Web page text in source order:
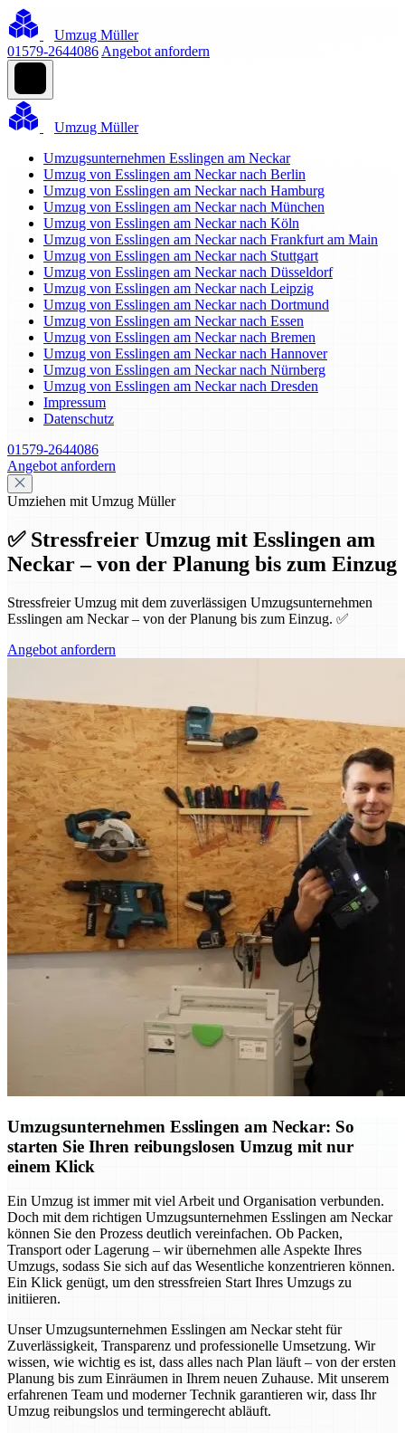
Umzug Müller
01579-2644086 Angebot anfordern
Umzug Müller
Umzugsunternehmen Esslingen am Neckar
Umzug von Esslingen am Neckar nach Berlin
Umzug von Esslingen am Neckar nach Hamburg
Umzug von Esslingen am Neckar nach München
Umzug von Esslingen am Neckar nach Köln
Umzug von Esslingen am Neckar nach Frankfurt am Main
Umzug von Esslingen am Neckar nach Stuttgart
Umzug von Esslingen am Neckar nach Düsseldorf
Umzug von Esslingen am Neckar nach Leipzig
Umzug von Esslingen am Neckar nach Dortmund
Umzug von Esslingen am Neckar nach Essen
Umzug von Esslingen am Neckar nach Bremen
Umzug von Esslingen am Neckar nach Hannover
Umzug von Esslingen am Neckar nach Nürnberg
Umzug von Esslingen am Neckar nach Dresden
Impressum
Datenschutz
01579-2644086
Angebot anfordern
Umziehen mit Umzug Müller
✅ Stressfreier Umzug mit Esslingen am
Neckar – von der Planung bis zum Einzug
Stressfreier Umzug mit dem zuverlässigen Umzugsunternehmen
Esslingen am Neckar – von der Planung bis zum Einzug. ✅
Angebot anfordern
Umzugsunternehmen Esslingen am Neckar: So
starten Sie Ihren reibungslosen Umzug mit nur
einem Klick
Ein Umzug ist immer mit viel Arbeit und Organisation verbunden.
Doch mit dem richtigen Umzugsunternehmen Esslingen am Neckar
können Sie den Prozess deutlich vereinfachen. Ob Packen,
Transport oder Lagerung – wir übernehmen alle Aspekte Ihres
Umzugs, sodass Sie sich auf das Wesentliche konzentrieren können.
Ein Klick genügt, um den stressfreien Start Ihres Umzugs zu
initiieren.
Unser Umzugsunternehmen Esslingen am Neckar steht für
Zuverlässigkeit, Transparenz und professionelle Umsetzung. Wir
wissen, wie wichtig es ist, dass alles nach Plan läuft – von der ersten
Planung bis zum Einräumen in Ihrem neuen Zuhause. Mit unserem
erfahrenen Team und moderner Technik garantieren wir, dass Ihr
Umzug reibungslos und termingerecht abläuft.